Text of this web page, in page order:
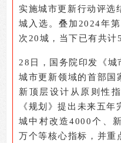
实施城市更新行动评选
城入选。叠加2024年
次20城，当下已有共计
28 日，国务院印发《
城市更新领域的首部国
新顶层设计从原则性
《规划》提出未来五年
城中村改造4000个、
万个等核心指标，并重